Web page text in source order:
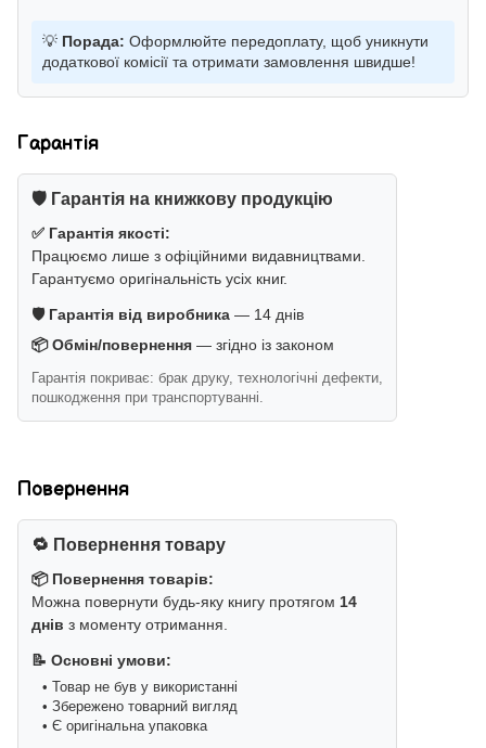
💡 Порада: Оформлюйте передоплату, щоб уникнути
додаткової комісії та отримати замовлення швидше!
Гарантія
🛡️ Гарантія на книжкову продукцію
✅ Гарантія якості:
Працюємо лише з офіційними видавництвами.
Гарантуємо оригінальність усіх книг.
🛡️ Гарантія від виробника — 14 днів
📦 Обмін/повернення — згідно із законом
Гарантія покриває: брак друку, технологічні дефекти,
пошкодження при транспортуванні.
Повернення
🔁 Повернення товару
📦 Повернення товарів:
Можна повернути будь-яку книгу протягом 14
днів з моменту отримання.
📝 Основні умови:
• Товар не був у використанні
• Збережено товарний вигляд
• Є оригінальна упаковка